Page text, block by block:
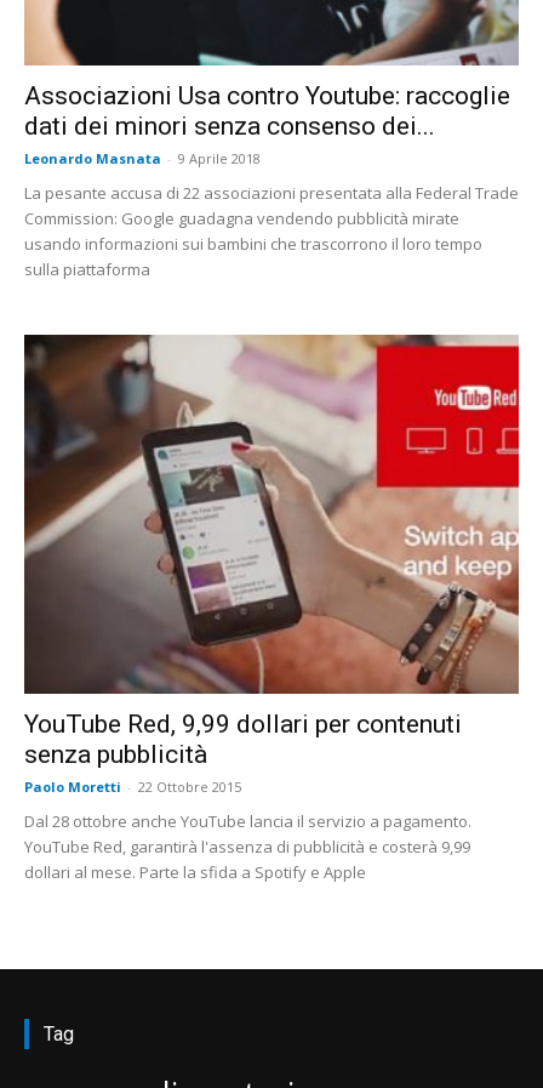
Associazioni Usa contro Youtube: raccoglie
dati dei minori senza consenso dei...
Leonardo Masnata - 9 Aprile 2018
La pesante accusa di 22 associazioni presentata alla Federal Trade
Commission: Google guadagna vendendo pubblicità mirate
usando informazioni sui bambini che trascorrono il loro tempo
sulla piattaforma
YouTube Red, 9,99 dollari per contenuti
senza pubblicità
Paolo Moretti - 22 Ottobre 2015
Dal 28 ottobre anche YouTube lancia il servizio a pagamento.
YouTube Red, garantirà l'assenza di pubblicità e costerà 9,99
dollari al mese. Parte la sfida a Spotify e Apple
Tag